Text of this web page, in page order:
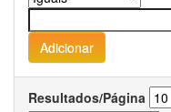
Resultados/Página